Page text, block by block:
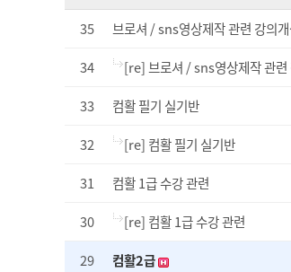
35 브로셔 / sns영상제작 관련 강의
34
[re] 브로셔 / sns영상제작 관련
33
컴활 필기 실기반
32
[re] 컴활 필기 실기반
31
컴활 1급 수강 관련
30
[re] 컴활 1급 수강 관련
29
컴활2급